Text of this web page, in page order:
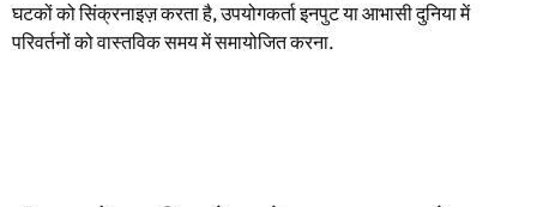
घटकों को सिंक्रनाइज़ करता है, उपयोगकर्ता इनपुट या आभासी दुनिया में
परिवर्तनों को वास्तविक समय में समायोजित करना.